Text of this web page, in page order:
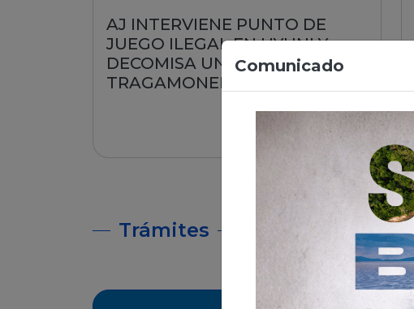
Comunicado
AJ INTERVIENE PUNTO DE
JUEGO ILEGAL EN UYUNI Y
DECOMISA UNA MÁQUINA
TRAGAMONEDA
Leer nota
Trámites